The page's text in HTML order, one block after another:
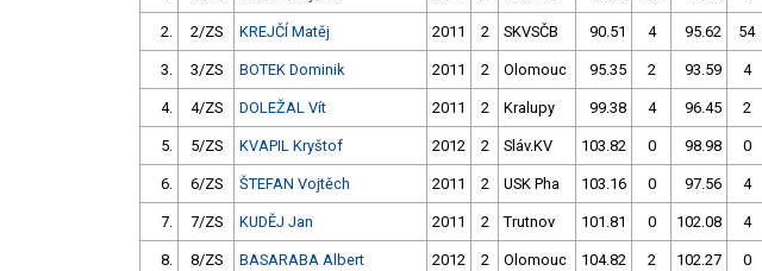
2. 2/ZS KREJČÍ Matěj 2011 2 SKVSČB 90.51 4 95.62 54
3. 3/ZS BOTEK Dominik 2011 2 Olomouc 95.35 2 93.59 4
4. 4/ZS DOLEŽAL Vít 2011 2 Kralupy 99.38 4 96.45 2
5. 5/ZS KVAPIL Kryštof 2012 2 Sláv.KV 103.82 0 98.98 0
6. 6/ZS ŠTEFAN Vojtěch 2011 2 USK Pha 103.16 0 97.56 4
7. 7/ZS KUDĚJ Jan 2011 2 Trutnov 101.81 0 102.08 4
8. 8/ZS BASARABA Albert 2012 2 Olomouc 104.82 2 102.27 0